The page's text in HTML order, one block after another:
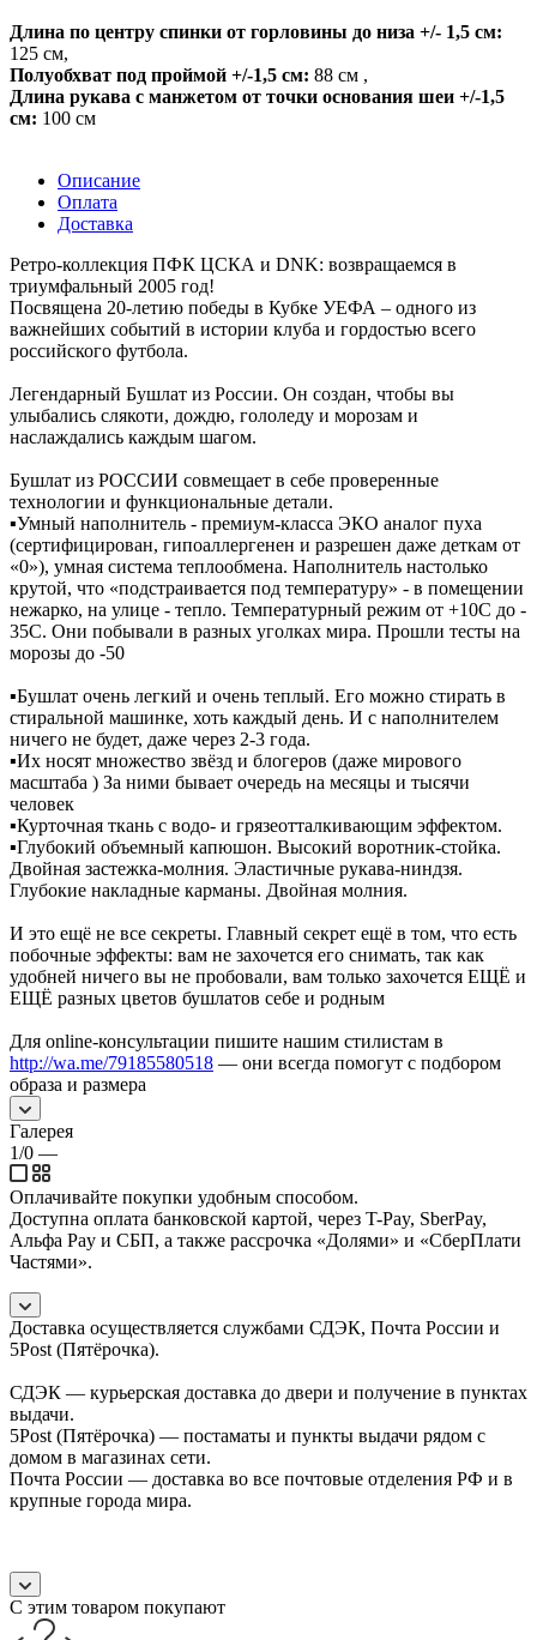
Длина по центру спинки от горловины до низа +/- 1,5 см:
125 см,
Полуобхват под проймой +/-1,5 см: 88 см ,
Длина рукава с манжетом от точки основания шеи +/-1,5
см: 100 см
Описание
Оплата
Доставка
Ретро-коллекция ПФК ЦСКА и DNK: возвращаемся в
триумфальный 2005 год!
Посвящена 20-летию победы в Кубке УЕФА – одного из
важнейших событий в истории клуба и гордостью всего
российского футбола.
Легендарный Бушлат из России. Он создан, чтобы вы
улыбались слякоти, дождю, гололеду и морозам и
наслаждались каждым шагом.
Бушлат из РОССИИ совмещает в себе проверенные
технологии и функциональные детали.
▪️Умный наполнитель - премиум-класса ЭКО аналог пуха
(сертифицирован, гипоаллергенен и разрешен даже деткам от
«0»), умная система теплообмена. Наполнитель настолько
крутой, что «подстраивается под температуру» - в помещении
нежарко, на улице - тепло. Температурный режим от +10C до -
35С. Они побывали в разных уголках мира. Прошли тесты на
морозы до -50
▪️Бушлат очень легкий и очень теплый. Его можно стирать в
стиральной машинке, хоть каждый день. И с наполнителем
ничего не будет, даже через 2-3 года.
▪️Их носят множество звёзд и блогеров (даже мирового
масштаба ) За ними бывает очередь на месяцы и тысячи
человек
▪️Курточная ткань с водо- и грязеотталкивающим эффектом.
▪️Глубокий объемный капюшон. Высокий воротник-стойка.
Двойная застежка-молния. Эластичные рукава-ниндзя.
Глубокие накладные карманы. Двойная молния.
И это ещё не все секреты. Главный секрет ещё в том, что есть
побочные эффекты: вам не захочется его снимать, так как
удобней ничего вы не пробовали, вам только захочется ЕЩЁ и
ЕЩЁ разных цветов бушлатов себе и родным
Для online-консультации пишите нашим стилистам в
http://wa.me/79185580518 — они всегда помогут с подбором
образа и размера
Галерея
1/0 —
Оплачивайте покупки удобным способом.
Доступна оплата банковской картой, через T-Pay, SberPay,
Альфа Pay и СБП, а также рассрочка «Долями» и «СберПлати
Частями».
Доставка осуществляется службами СДЭК, Почта России и
5Post (Пятёрочка).
СДЭК — курьерская доставка до двери и получение в пунктах
выдачи.
5Post (Пятёрочка) — постаматы и пункты выдачи рядом с
домом в магазинах сети.
Почта России — доставка во все почтовые отделения РФ и в
крупные города мира.
С этим товаром покупают